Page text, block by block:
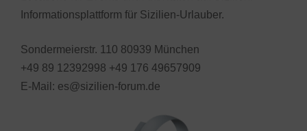
Informationsplattform für Sizilien-Urlauber.
Sondermeierstr. 110 80939 München
+49 89 12392998 +49 176 49657909
E-Mail: es@sizilien-forum.de